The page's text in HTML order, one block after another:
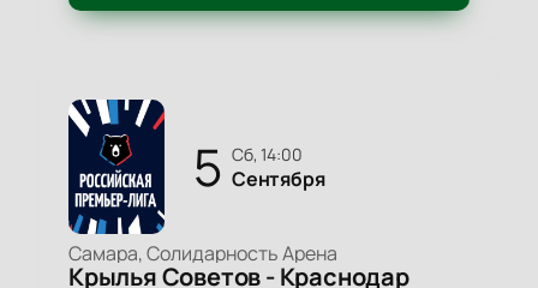
5 сб, 14:00
Сентября
Самара, Солидарность Арена
Крылья Советов - Краснодар